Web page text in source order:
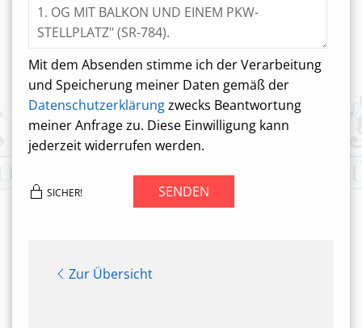
Mit dem Absenden stimme ich der Verarbeitung
und Speicherung meiner Daten gemäß der
Datenschutzerklärungzwecks Beantwortung
meiner Anfrage zu. Diese Einwilligung kann
jederzeit widerrufen werden.
SICHER! SENDEN
Zur Übersicht